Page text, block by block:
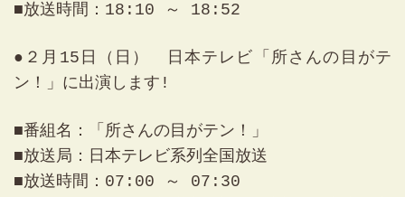
03-3334-0334
■放送時間：18:10 ～ 18:52
●２月15日（日） 日本テレビ「所さんの目がテ
ン！」に出演します!
■番組名：「所さんの目がテン！」
■放送局：日本テレビ系列全国放送
■放送時間：07:00 ～ 07:30